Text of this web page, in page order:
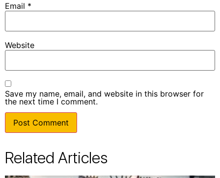
Email *
Website
Save my name, email, and website in this browser for
the next time I comment.
Related Articles